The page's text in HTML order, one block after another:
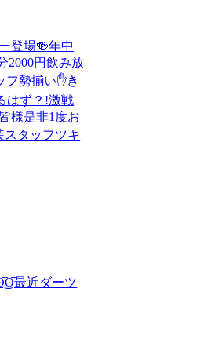
登場🍻年中
2000円飲み放
勢揃い✋き
はず？!激戦
様是非1度お
タッフツキ
最近ダーツ